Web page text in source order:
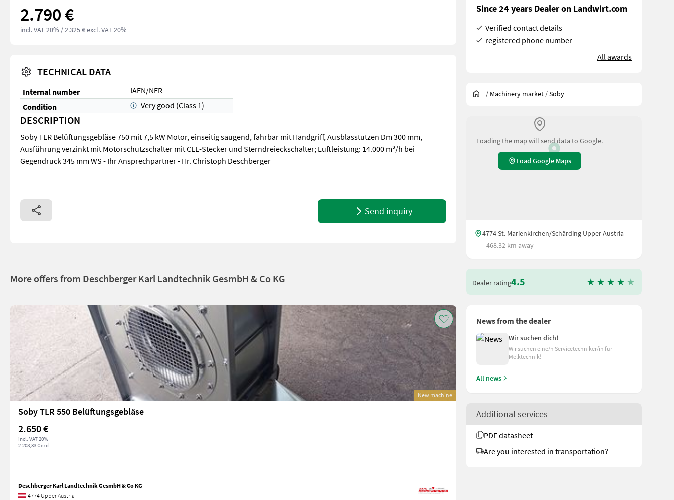
2.790 €
incl. VAT 20% / 2.325 € excl. VAT 20%
TECHNICAL DATA
Internal number
IAEN/NER
Condition
Very good (Class 1)
DESCRIPTION
Soby TLR Belüftungsgebläse 750 mit 7,5 kW Motor, einseitig saugend, fahrbar mit Handgriff, Ausblasstutzen Dm 300 mm,
Ausführung verzinkt mit Motorschutzschalter mit CEE-Stecker und Sterndreieckschalter; Luftleistung: 14.000 m³/h bei
Gegendruck 345 mm WS - Ihr Ansprechpartner - Hr. Christoph Deschberger
Soby TLR Belüftungsgebläse 750 mit 7,5 kW Motor, einseitig saugend, fahrbar mit Handgriff, Ausblasstutzen Dm 300 mm, Ausführung verzinkt mit Motorschutzschalter mit CEE-Stecker und
Send inquiry
Since 24 years Dealer on Landwirt.com
Verified contact details
registered phone number
All awards
/ Machinery market /Soby
Loading the map will send data to Google.
Load Google Maps
4774 St. Marienkirchen/Schärding Upper Austria
468.32 km away
Dealer rating4.5
News from the dealer
Wir suchen dich!
Wir suchen eine/n Servicetechniker/in für
Melktechnik!
All news
Additional services
PDF datasheet
Are you interested in transportation?
More offers from Deschberger Karl Landtechnik GesmbH & Co KG
New machine
Soby TLR 550 Belüftungsgebläse
2.650 €
incl. VAT 20%
2.208,33 € excl.
Deschberger Karl Landtechnik GesmbH & Co KG
4774 Upper Austria
Soby TLR 400 Belüftungsgebläse
2.150 €
incl. VAT 20%